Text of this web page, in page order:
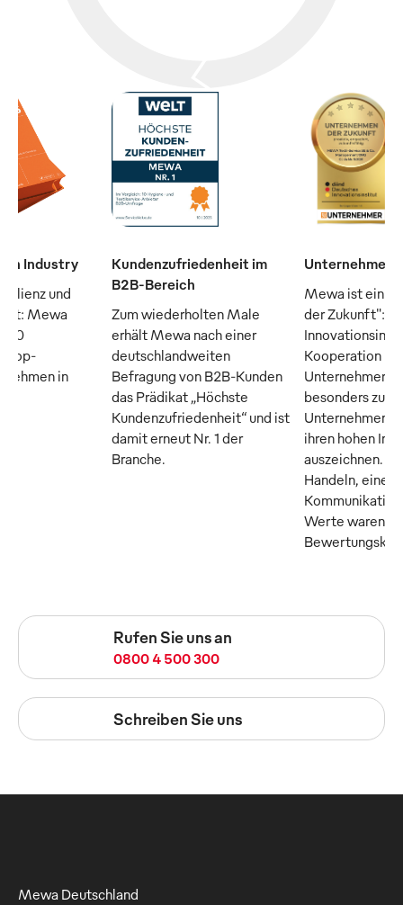
Industry
und
Mewa
50
Top-
in
Kundenzufriedenheit im
B2B-Bereich
Zum wiederholten Male
erhält Mewa nach einer
deutschlandweiten
Befragung von B2B-Kunden
das Prädikat „Höchste
Kundenzufriedenheit“ und ist
damit erneut Nr. 1 der
Branche.
Unternehmen
Mewa ist ein
der Zukunft":
Kooperation
Unternehmer
besonders
Unternehmen,
ihren hohen
auszeichnen.
Handeln, eine
Werte waren
Rufen Sie uns an
0800 4 500 300
Schreiben Sie uns
Mewa Deutschland